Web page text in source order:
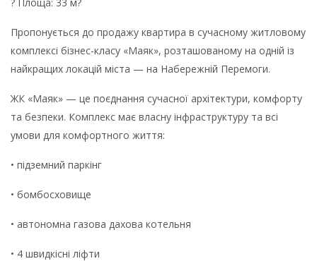
Пропонується до продажу квартира в сучасному житловому
комплексі бізнес-класу «Маяк», розташованому на одній із
найкращих локацій міста — на Набережній Перемоги.
ЖК «Маяк» — це поєднання сучасної архітектури, комфорту
та безпеки. Комплекс має власну інфраструктуру та всі
умови для комфортного життя:
• підземний паркінг
• бомбосховище
• автономна газова дахова котельня
• 4 швидкісні ліфти